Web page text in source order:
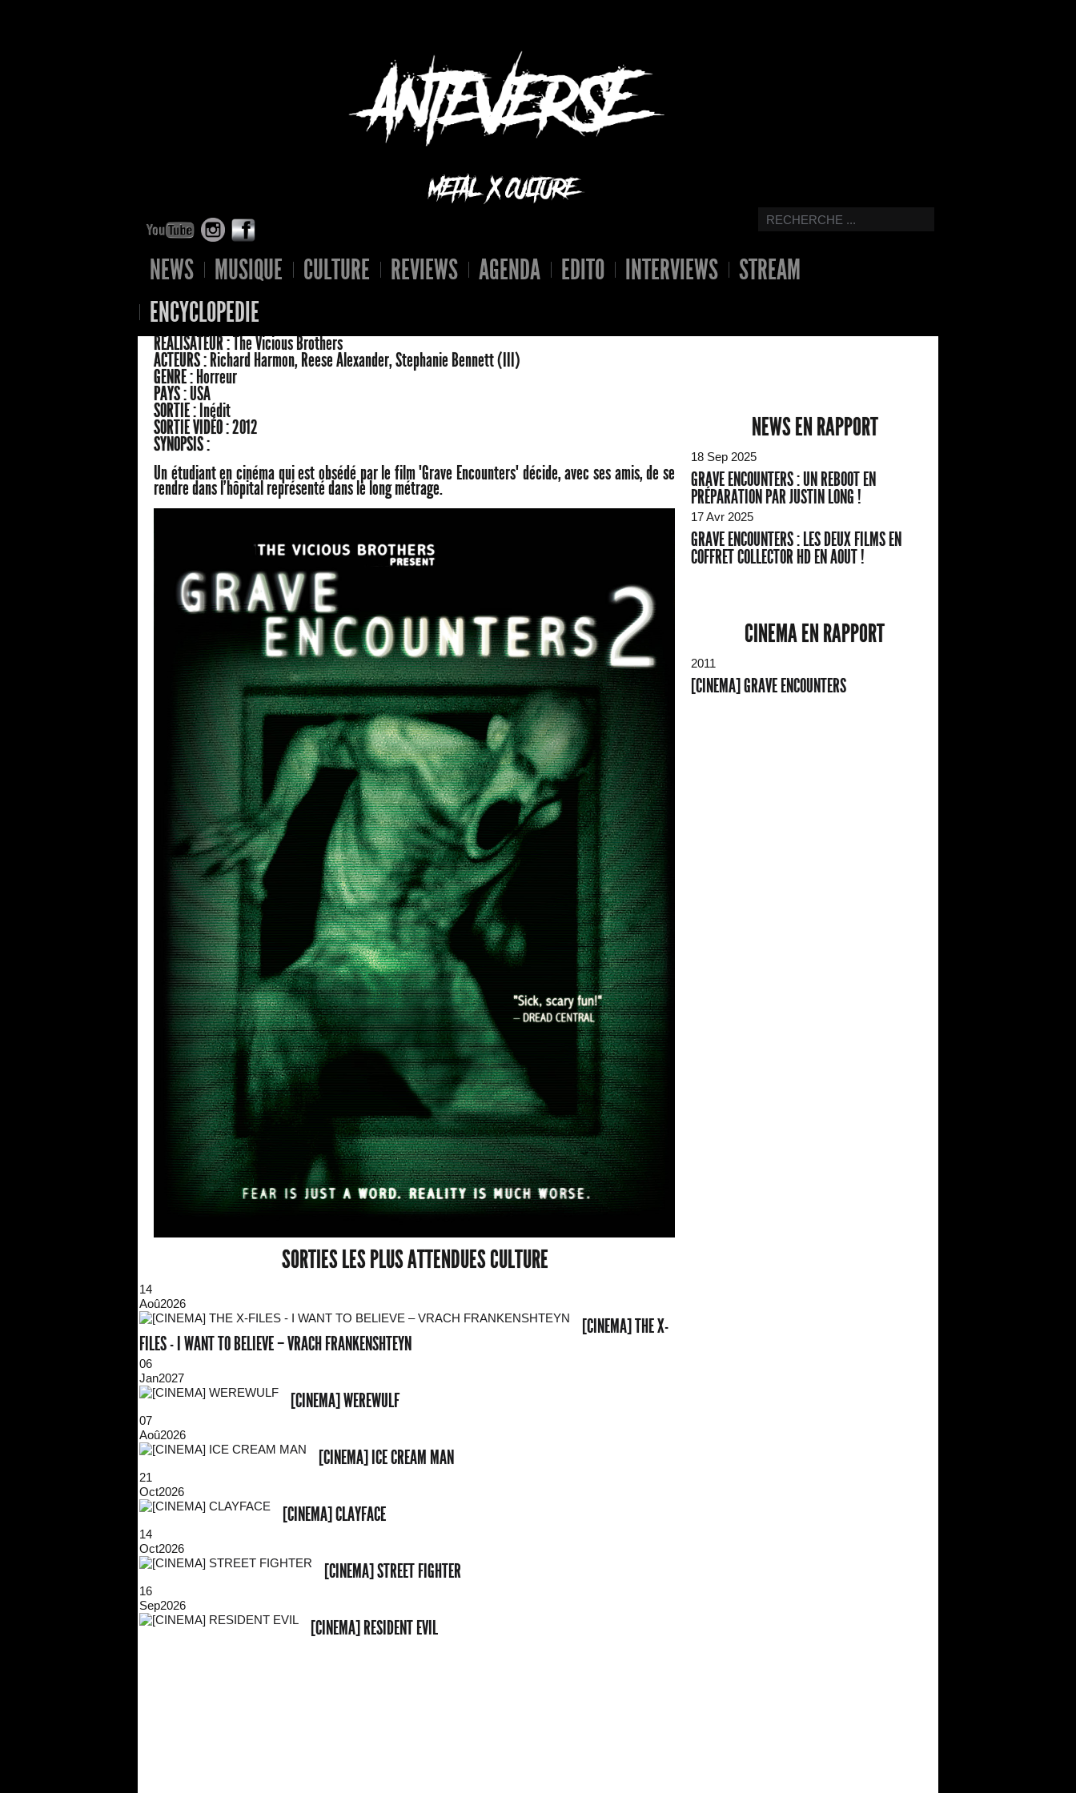
NEWS MUSIQUE CULTURE REVIEWS AGENDA EDITO INTERVIEWS
STREAM
ENCYCLOPEDIE
RÉALISATEUR :The Vicious Brothers
ACTEURS : Richard Harmon, Reese Alexander, Stephanie Bennett (III)
GENRE : Horreur
PAYS :USA
SORTIE : Inédit
SORTIE VIDÉO :2012
SYNOPSIS :
Un étudiant en cinéma qui est obsédé par le film "Grave Encounters" décide, avec ses amis, de se
rendre dans l'hôpital représenté dans le long métrage.
SORTIES LES PLUS ATTENDUES CULTURE
14
Aoû2026
[CINEMA] THE X-
FILES - I WANT TO BELIEVE – VRACH FRANKENSHTEYN
06
Jan2027
[CINEMA] WEREWULF
07
Aoû2026
[CINEMA] ICE CREAM MAN
21
Oct2026
[CINEMA] CLAYFACE
14
Oct2026
[CINEMA] STREET FIGHTER
16
Sep2026
[CINEMA] RESIDENT EVIL
NEWS EN RAPPORT
18 Sep 2025
GRAVE ENCOUNTERS : UN REBOOT EN
PRÉPARATION PAR JUSTIN LONG !
17 Avr 2025
GRAVE ENCOUNTERS : LES DEUX FILMS EN
COFFRET COLLECTOR HD EN AOUT !
CINEMA EN RAPPORT
2011
[CINEMA] GRAVE ENCOUNTERS